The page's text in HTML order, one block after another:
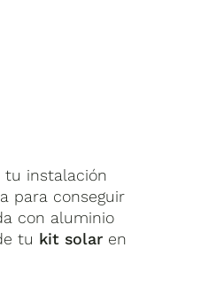
instalación
para conseguir
con aluminio
tu kit solaren